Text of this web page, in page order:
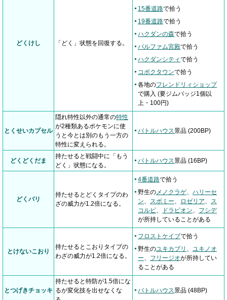
どくけし 「どく」状態を回復する。
15番道路で拾う
19番道路で拾う
ハクダンの森で拾う
パルファム宮殿で拾う
ハクダンシティで拾う
コボクタウンで拾う
各地のフレンドリィショップ
で購入 (要ジムバッジ1個以
上・100円)
とくせいカプセル
隠れ特性以外の通常の特性
が2種類あるポケモンに使
うと今とは別のもう一方の
特性に変えられる。
バトルハウス景品 (200BP)
どくどくだま
持たせると戦闘中に「もう
どく」状態になる。
バトルハウス景品 (16BP)
どくバリ
持たせるとどくタイプのわ
ざの威力が1.2倍になる。
4番道路で拾う
野生のメノクラゲ、 ハリーセ
ン、 スボミー、 ロゼリア、 ス
コルピ、 ドラピオン、 フシデ
が所持していることがある
とけないこおり
持たせるとこおりタイプの
わざの威力が1.2倍になる。
フロストケイブで拾う
野生のユキカブリ 、 ユキノオ
ー、 フリージオが所持してい
ることがある
とつげきチョッキ
持たせると特防が1.5倍にな
るが変化技を出せなくな
バトルハウス景品 (48BP)